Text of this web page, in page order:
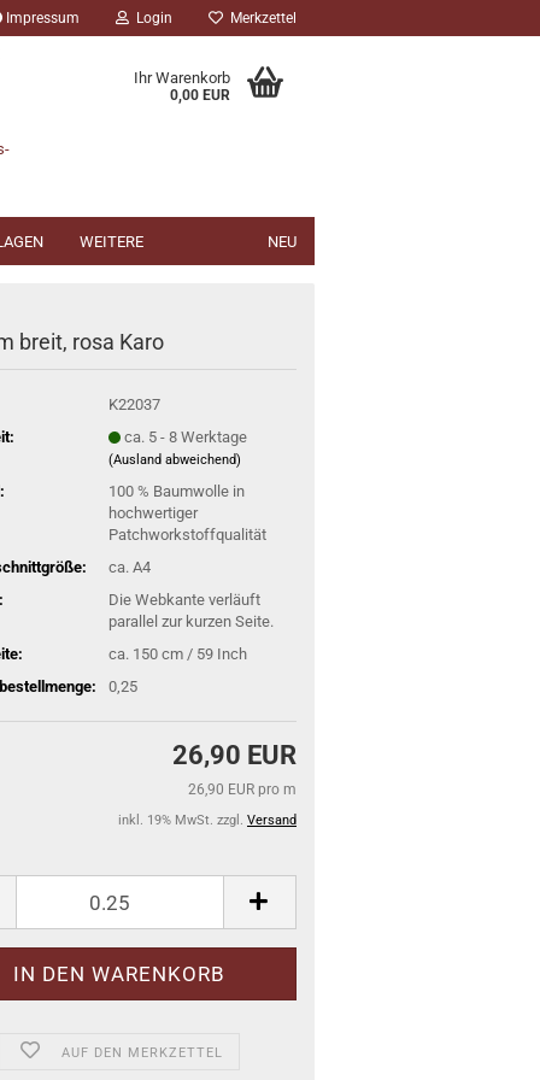
Impressum Login Merkzettel
Ihr Warenkorb
0,00 EUR
NEU
WEITERE
breit, rosa Karo
K22037
ca. 5 - 8 Werktage
(Ausland abweichend)
100 % Baumwolle in
hochwertiger
Patchworkstoffqualität
ca. A4
Die Webkante verläuft
parallel zur kurzen Seite.
ca. 150 cm / 59 Inch
0,25
26,90 EUR
26,90 EUR pro m
inkl. 19% MwSt. zzgl. Versand
AUF DEN MERKZETTEL